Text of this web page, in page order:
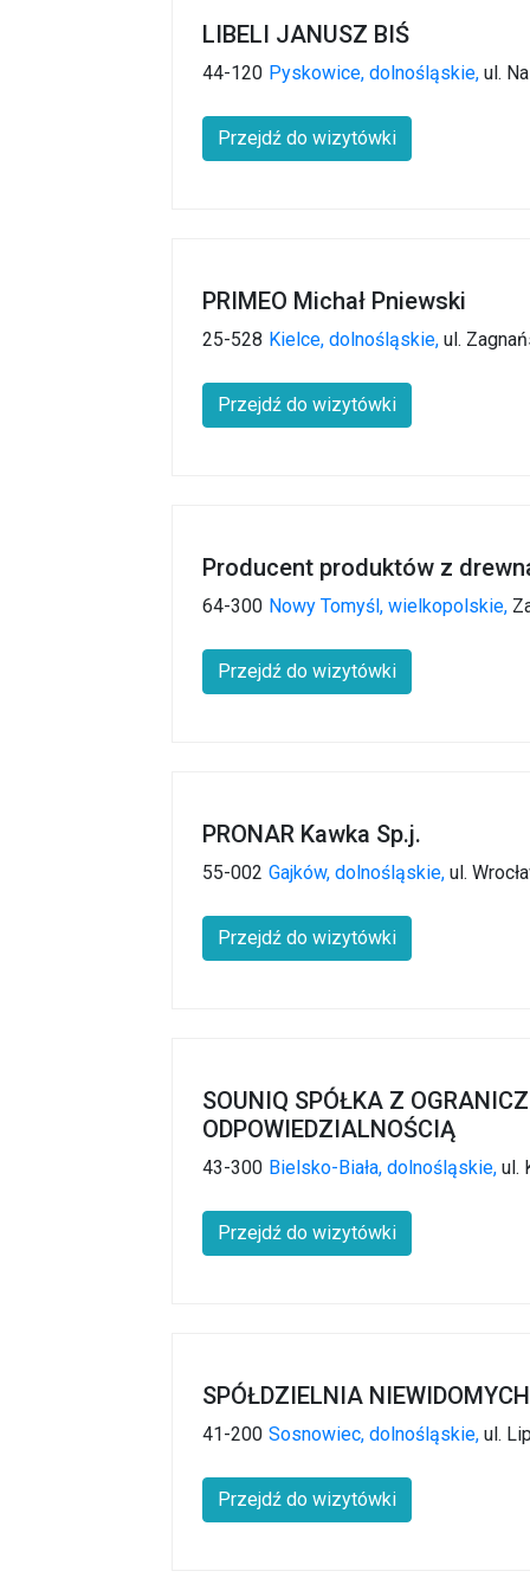
LIBELI JANUSZ BIŚ
44-120 Pyskowice, dolnośląskie, ul.
Przejdź do wizytówki
PRIMEO Michał Pniewski
25-528 Kielce, dolnośląskie, ul.
Przejdź do wizytówki
Producent produktów z
64-300 Nowy Tomyśl, wielkopolskie,
Przejdź do wizytówki
PRONAR Kawka Sp.j.
55-002 Gajków, dolnośląskie, ul.
Przejdź do wizytówki
SOUNIQ SPÓŁKA Z
ODPOWIEDZIALNOŚCIĄ
43-300 Bielsko-Biała, dolnośląskie, ul.
Przejdź do wizytówki
SPÓŁDZIELNIA
41-200 Sosnowiec, dolnośląskie, ul.
Przejdź do wizytówki